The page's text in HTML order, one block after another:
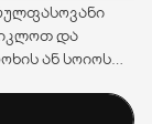
და
ან სოიოს
სადილის